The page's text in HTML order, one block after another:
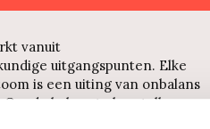
vanuit
uitgangspunten. Elke
is een uiting van onbalans
de balans te herstellen